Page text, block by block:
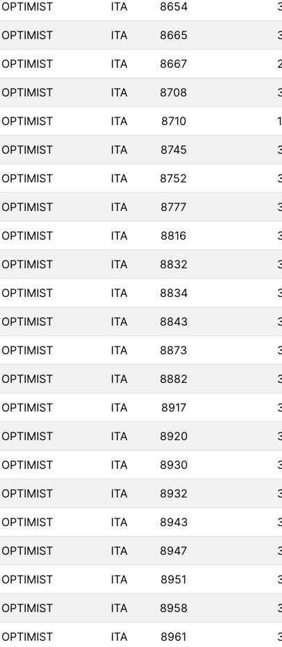
OPTIMIST ITA 8654
OPTIMIST ITA 8665
OPTIMIST ITA 8667
OPTIMIST ITA 8708
OPTIMIST ITA 8710
OPTIMIST ITA 8745
OPTIMIST ITA 8752
OPTIMIST ITA 8777
OPTIMIST ITA 8816
OPTIMIST ITA 8832
OPTIMIST ITA 8834
OPTIMIST ITA 8843
OPTIMIST ITA 8873
OPTIMIST ITA 8882
OPTIMIST ITA 8917
OPTIMIST ITA 8920
OPTIMIST ITA 8930
OPTIMIST ITA 8932
OPTIMIST ITA 8943
OPTIMIST ITA 8947
OPTIMIST ITA 8951
OPTIMIST ITA 8958
OPTIMIST ITA 8961